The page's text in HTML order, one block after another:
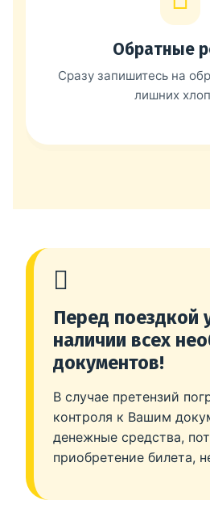
Обратные
Сразу запишитесь на
лишних
Перед поездкой
наличии всех
документов!
В случае претензий
контроля к Вашим
денежные средства,
приобретение билета,